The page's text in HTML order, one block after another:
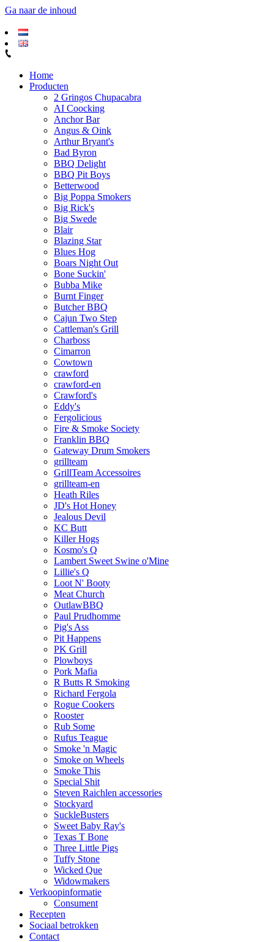
Ga naar de inhoud
Home
Producten
2 Gringos Chupacabra
AI Coocking
Anchor Bar
Angus & Oink
Arthur Bryant's
Bad Byron
BBQ Delight
BBQ Pit Boys
Betterwood
Big Poppa Smokers
Big Rick's
Big Swede
Blair
Blazing Star
Blues Hog
Boars Night Out
Bone Suckin'
Bubba Mike
Burnt Finger
Butcher BBQ
Cajun Two Step
Cattleman's Grill
Charboss
Cimarron
Cowtown
crawford
crawford-en
Crawford's
Eddy's
Fergolicious
Fire & Smoke Society
Franklin BBQ
Gateway Drum Smokers
grillteam
GrillTeam Accessoires
grillteam-en
Heath Riles
JD's Hot Honey
Jealous Devil
KC Butt
Killer Hogs
Kosmo's Q
Lambert Sweet Swine o'Mine
Lillie's Q
Loot N' Booty
Meat Church
OutlawBBQ
Paul Prudhomme
Pig's Ass
Pit Happens
PK Grill
Plowboys
Pork Mafia
R Butts R Smoking
Richard Fergola
Rogue Cookers
Rooster
Rub Some
Rufus Teague
Smoke 'n Magic
Smoke on Wheels
Smoke This
Special Shit
Steven Raichlen accessories
Stockyard
SuckleBusters
Sweet Baby Ray's
Texas T Bone
Three Little Pigs
Tuffy Stone
Wicked Que
Widowmakers
Verkoopinformatie
Consument
Recepten
Sociaal betrokken
Contact